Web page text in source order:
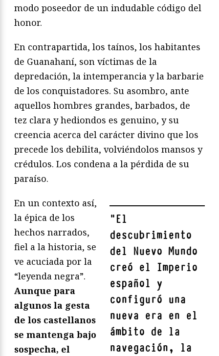
modo poseedor de un indudable código del
honor.
En contrapartida, los taínos, los habitantes
de Guanahaní, son víctimas de la
depredación, la intemperancia y la barbarie
de los conquistadores. Su asombro, ante
aquellos hombres grandes, barbados, de
tez clara y hediondos es genuino, y su
creencia acerca del carácter divino que los
precede los debilita, volviéndolos mansos y
crédulos. Los condena a la pérdida de su
paraíso.
"El
descubrimiento
del Nuevo Mundo
creó el Imperio
español y
configuró una
nueva era en el
ámbito de la
navegación, la
En un contexto así,
la épica de los
hechos narrados,
fiel a la historia, se
ve acuciada por la
“leyenda negra”.
Aunque para
algunos la gesta
de los castellanos
se mantenga bajo
sospecha, el